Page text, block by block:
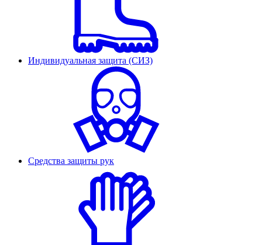
Индивидуальная защита (СИЗ)
Средства защиты рук